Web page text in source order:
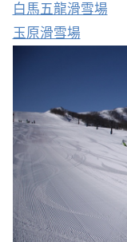
白馬五龍滑雪場
玉原滑雪場